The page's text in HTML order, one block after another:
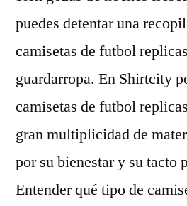
puedes detentar una
camisetas de futbol
guardarropa. En Shirtcity
camisetas de futbol
gran multiplicidad de
por su bienestar y su tacto
Entender qué tipo de